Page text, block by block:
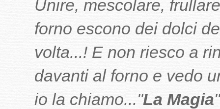
Unire, mescolare,
forno escono dei dolci
volta...! E non riesco a
davanti al forno e vedo
io la chiamo..."La Magia